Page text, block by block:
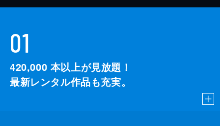
01
420,000 本以上が見放題！
最新レンタル作品も充実。